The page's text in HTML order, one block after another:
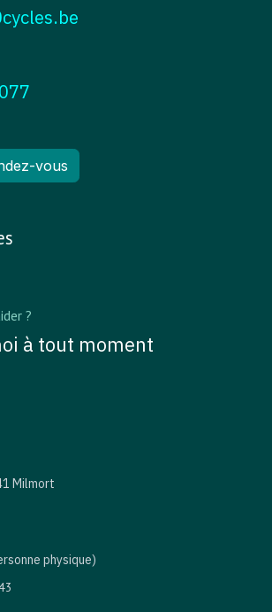
vous
?
à tout moment
Milmort
physique)